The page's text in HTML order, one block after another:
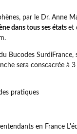
par le Dr. Anne
dans tous ses états et
Bucodes
sera conscacrée à
pratiques
en France